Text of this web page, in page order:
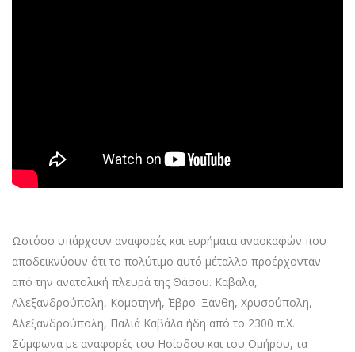
Ωστόσο υπάρχουν αναφορές και ευρήματα ανασκαφών που
αποδεικνύουν ότι το πολύτιμο αυτό μέταλλο προέρχονταν
από την ανατολική πλευρά της Θάσου. Καβάλα,
Αλεξανδρούπολη, Κομοτηνή, Έβρο. Ξάνθη, Χρυσούπολη,
Αλεξανδρούπολη, Παλιά Καβάλα ήδη από το 2300 π.Χ.
Σύμφωνα με αναφορές του Ησίοδου και του Ομήρου, τα